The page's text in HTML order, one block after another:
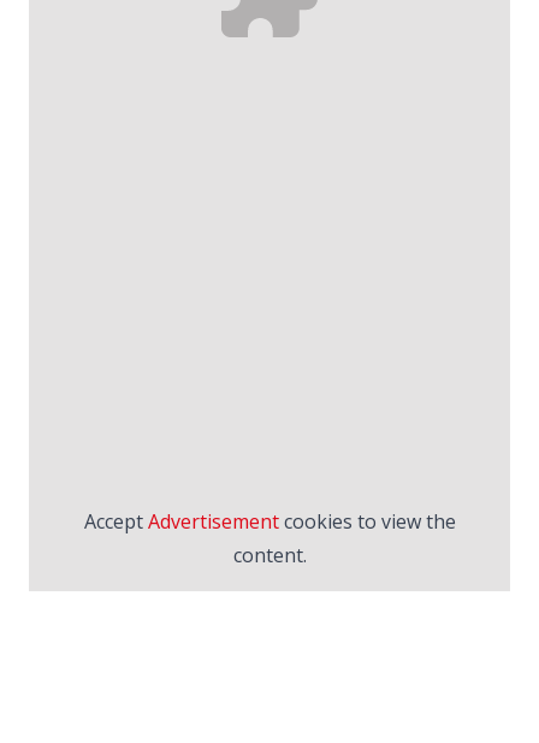
AcceptAdvertisementcookies to view the
content.